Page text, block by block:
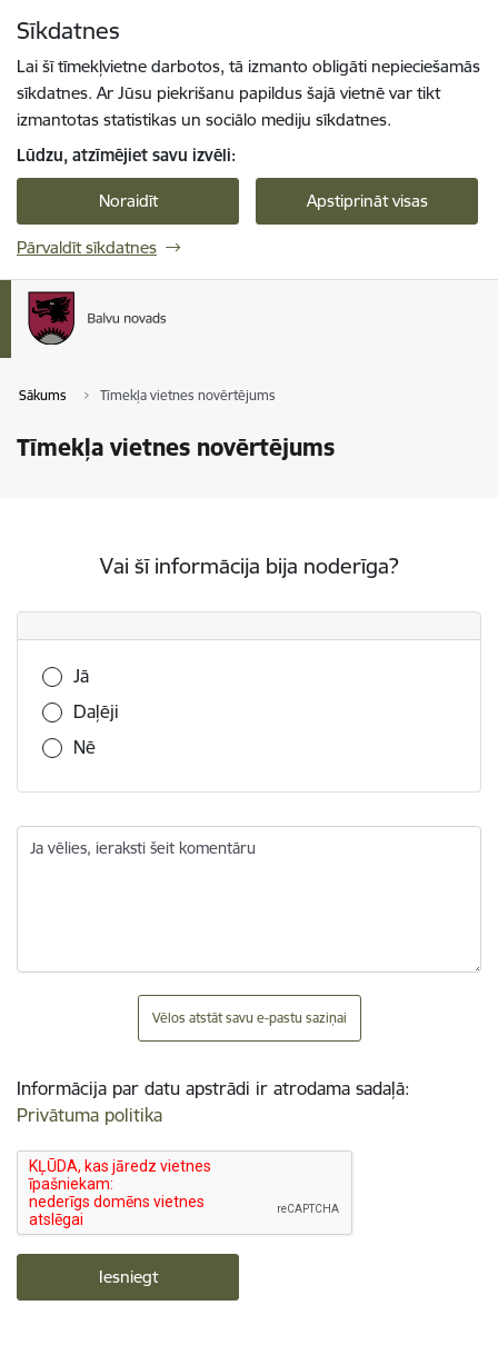
Sīkdatnes
Lai šī tīmekļvietne darbotos, tā izmanto obligāti nepieciešamās
sīkdatnes. Ar Jūsu piekrišanu papildus šajā vietnē var tikt
izmantotas statistikas un sociālo mediju sīkdatnes.
Lūdzu, atzīmējiet savu izvēli:
Noraidīt Apstiprināt visas
Pārvaldīt sīkdatnes
Sākums Tīmekļa vietnes novērtējums
Tīmekļa vietnes novērtējums
Vai šī informācija bija noderīga?
Vai šī informācija bija noderīga?
Jā
Daļēji
Nē
Ja vēlies, ieraksti šeit komentāru
Vēlos atstāt savu e-pastu saziņai
Informācija par datu apstrādi ir atrodama sadaļā:
Privātuma politika